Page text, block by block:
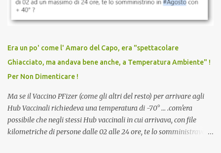
vaccinato, nessuno aveva prima cercato di farti sentire una
persona cattiva. Non avevamo mai visto un vaccino che minacci le
vaccino usato per minacciare i mezzi di sussistenza, il lavoro o la
scuola. Non avevamo mai visto un vaccino che permettesse a un
dodicenne di ignorare il consenso dei genitori. Dopo tutti i vaccini
che abbiamo elencato sopra...
Era un po' come l' Amaro del Capo, era "spettacolare
Ghiacciato, ma andava bene anche, a Temperatura Ambiente" !
Per Non Dimenticare !
Ma se il Vaccino PFizer (come gli altri del resto) per arrivare agli
Hub Vaccinali richiedeva una temperatura di -70° ... .com'era
possibile che negli stessi Hub vaccinali in cui arrivava, con file
kilometriche di persone dalle 02 alle 24 ore, te lo somministravano